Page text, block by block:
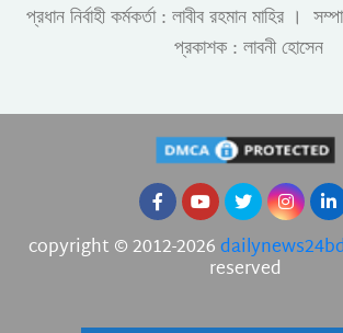
প্রধান নির্বাহী কর্মকর্তা : লাবীব রহমান মাহির ।
প্রকাশক : লাবনী হোসেন
copyright © 2012-2026
reserved